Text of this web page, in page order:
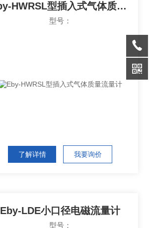
Eby-HWRSL型插入式气体质量流量计
型号：
了解详情 我要询价
Eby-LDE小口径电磁流量计
型号：